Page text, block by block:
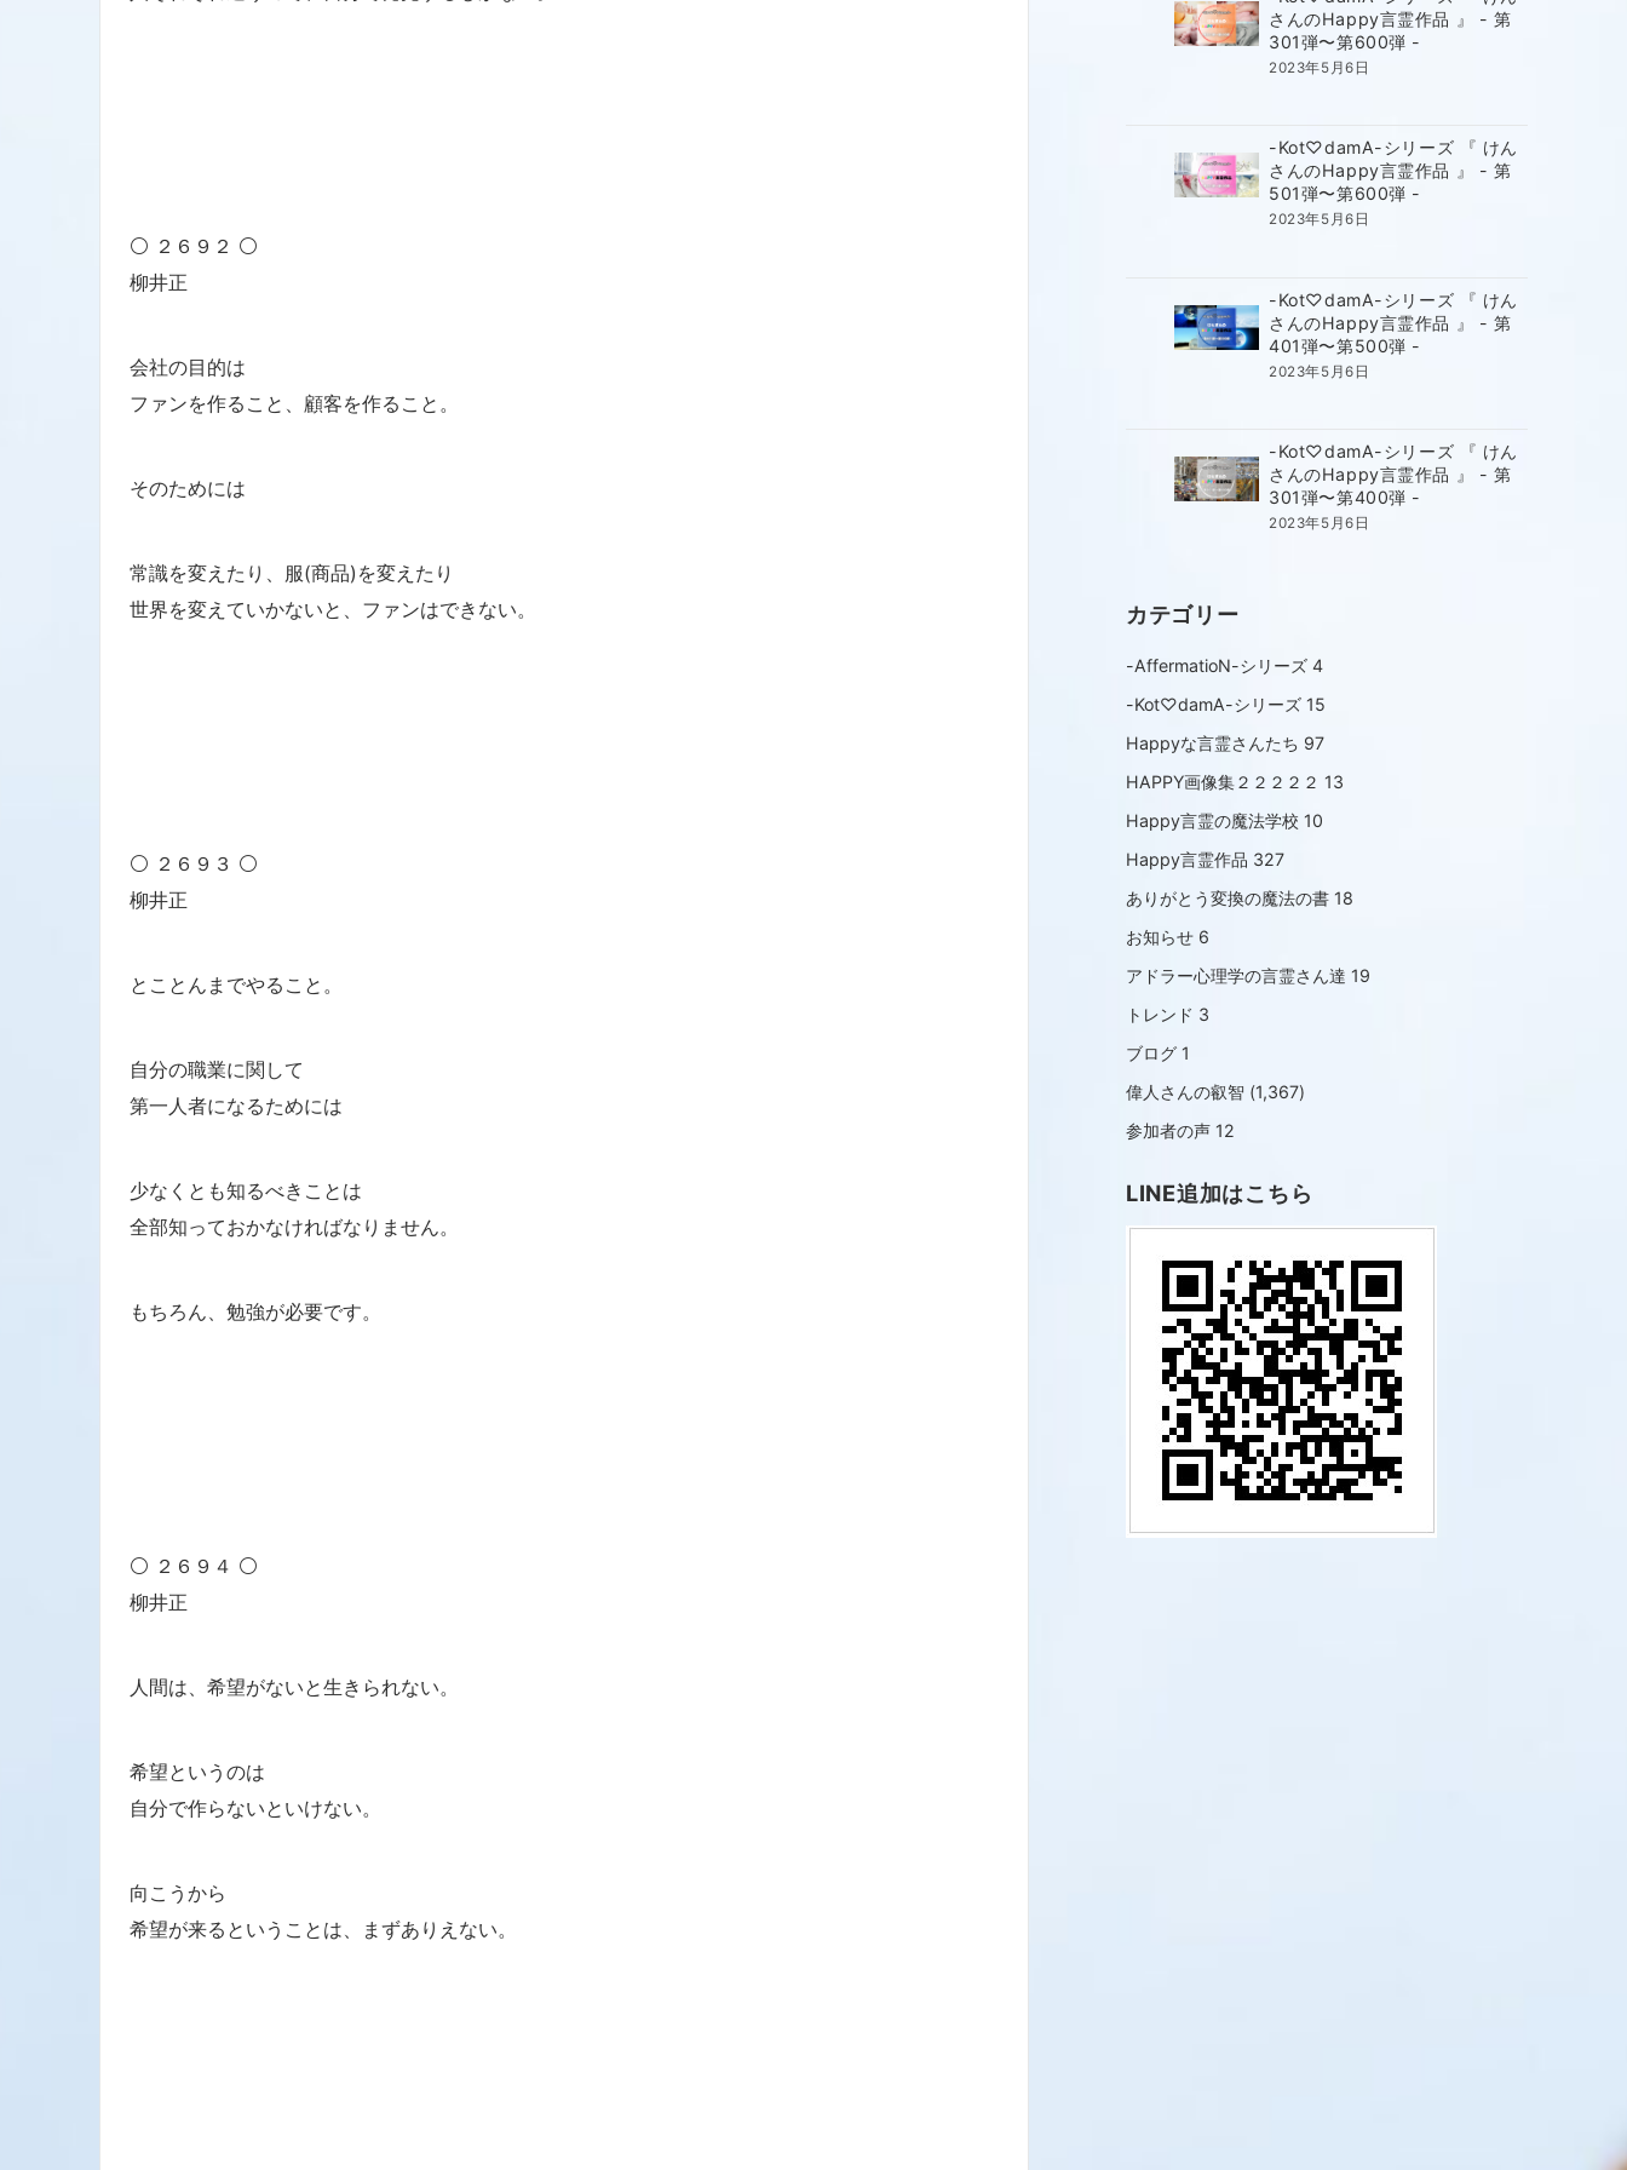
⚪ ２６９２ ⚪
柳井正
会社の目的は
ファンを作ること、顧客を作ること。
そのためには
常識を変えたり、服(商品)を変えたり
世界を変えていかないと、ファンはできない。
⚪ ２６９３ ⚪
柳井正
とことんまでやること。
自分の職業に関して
第一人者になるためには
少なくとも知るべきことは
全部知っておかなければなりません。
もちろん、勉強が必要です。
⚪ ２６９４ ⚪
柳井正
人間は、希望がないと生きられない。
希望というのは
自分で作らないといけない。
向こうから
希望が来るということは、まずありえない。
さんのHappy言霊作品 』 - 第
301弾〜第600弾 -
2023年5月6日
-Kot♡damA-シリーズ 『 けん
さんのHappy言霊作品 』 - 第
501弾〜第600弾 -
2023年5月6日
-Kot♡damA-シリーズ 『 けん
さんのHappy言霊作品 』 - 第
401弾〜第500弾 -
2023年5月6日
-Kot♡damA-シリーズ 『 けん
さんのHappy言霊作品 』 - 第
301弾〜第400弾 -
2023年5月6日
カテゴリー
-AffermatioN-シリーズ 4
-Kot♡damA-シリーズ 15
Happyな言霊さんたち 97
HAPPY画像集２２２２２ 13
Happy言霊の魔法学校 10
Happy言霊作品 327
ありがとう変換の魔法の書 18
お知らせ 6
アドラー心理学の言霊さん達 19
トレンド 3
ブログ 1
偉人さんの叡智 (1,367)
参加者の声 12
LINE追加はこちら